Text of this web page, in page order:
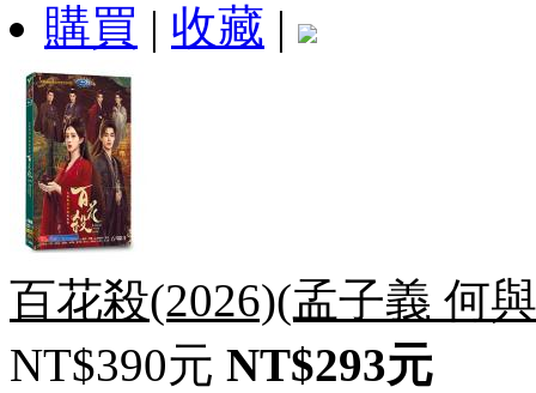
購買 | 收藏 |
百花殺(2026)(孟子義 何
NT$390元 NT$293元